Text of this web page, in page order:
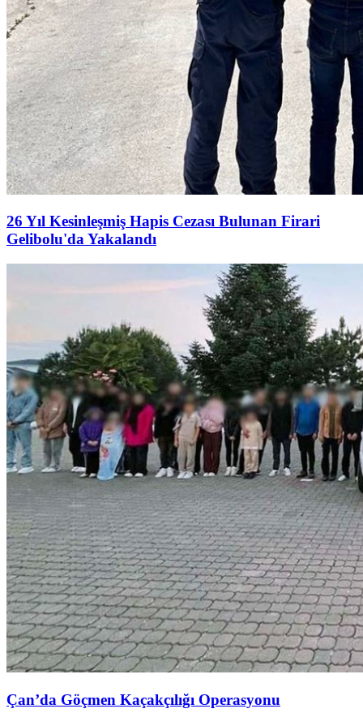
26 Yıl Kesinleşmiş Hapis Cezası Bulunan Firari
Gelibolu'da Yakalandı
Çan’da Göçmen Kaçakçılığı Operasyonu